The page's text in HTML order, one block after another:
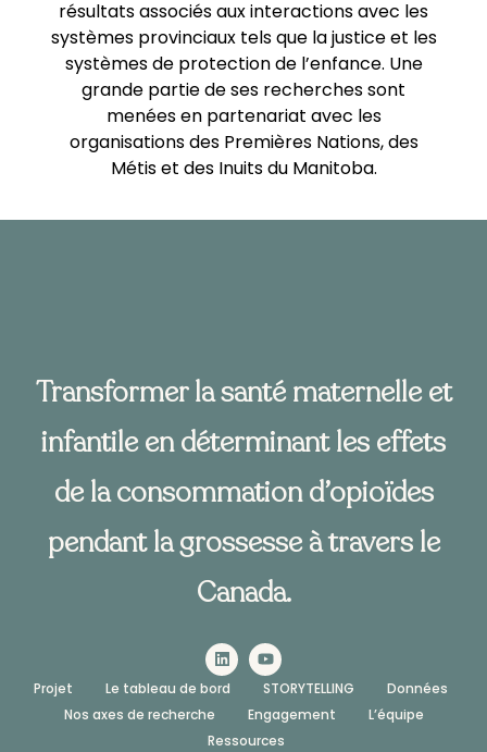
résultats associés aux interactions avec les
systèmes provinciaux tels que la justice et les
systèmes de protection de l’enfance. Une
grande partie de ses recherches sont
menées en partenariat avec les
organisations des Premières Nations, des
Métis et des Inuits du Manitoba.
Transformer la santé maternelle et
infantile en déterminant les effets
de la consommation d’opioïdes
pendant la grossesse à travers le
Canada.
Projet Le tableau de bord STORYTELLING
Données
Nos axes de recherche
Engagement
L’équipe
Ressources